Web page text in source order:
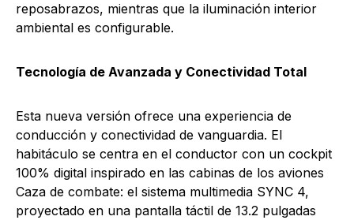
reposabrazos, mientras que la iluminación interior
ambiental es configurable.
Tecnología de Avanzada y Conectividad Total
Esta nueva versión ofrece una experiencia de
conducción y conectividad de vanguardia. El
habitáculo se centra en el conductor con un cockpit
100% digital inspirado en las cabinas de los aviones
Caza de combate: el sistema multimedia SYNC 4,
proyectado en una pantalla táctil de 13.2 pulgadas